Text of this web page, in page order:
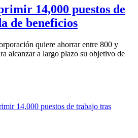
14,000 puestos de
de beneficios
quiere ahorrar entre 800 y
alcanzar a largo plazo su objetivo de